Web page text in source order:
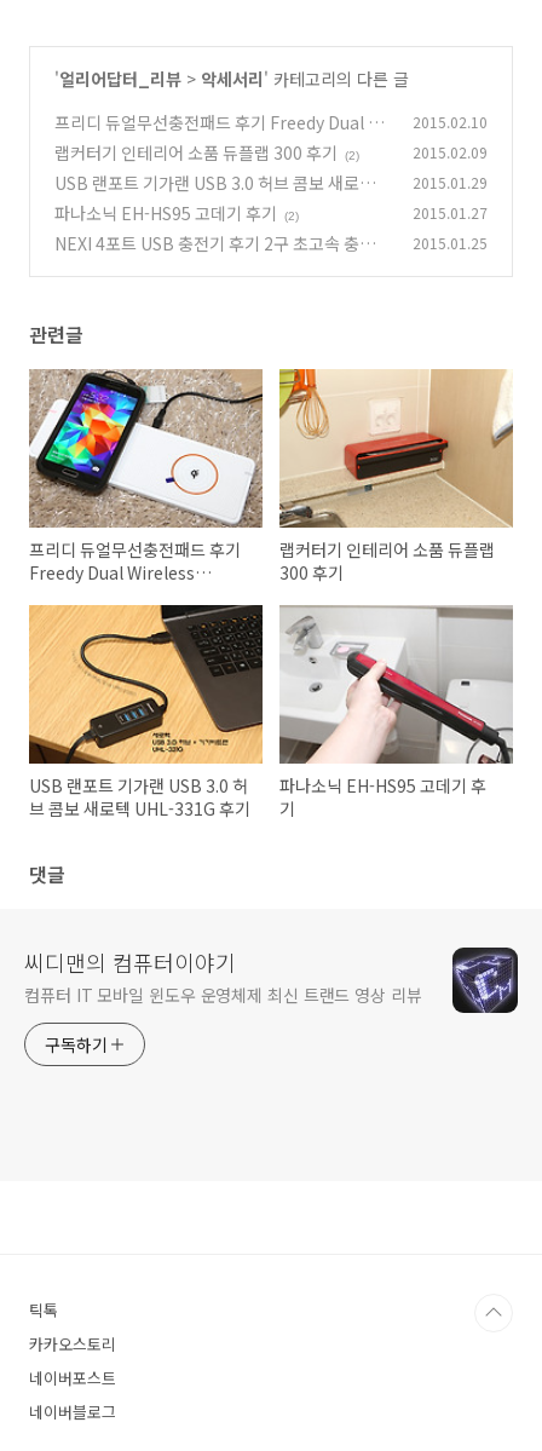
'얼리어답터_리뷰 > 악세서리' 카테고리의 다른 글
프리디 듀얼무선충전패드 후기 Freedy Dual Wi
reless Charger (1)
2015.02.10
랩커터기 인테리어 소품 듀플랩 300 후기 (2) 2015.02.09
USB 랜포트 기가랜 USB 3.0 허브 콤보 새로텍 U
HL-331G 후기 (17)
2015.01.29
파나소닉 EH-HS95 고데기 후기 (2) 2015.01.27
NEXI 4포트 USB 충전기 후기 2구 초고속 충전 2015.01.25
관련글
프리디 듀얼무선충전패드 후기
Freedy Dual Wireless
랩커터기 인테리어 소품 듀플랩
300 후기
USB 랜포트 기가랜 USB 3.0 허
브 콤보 새로텍 UHL-331G 후기
파나소닉 EH-HS95 고데기 후
기
댓글
씨디맨의 컴퓨터이야기
컴퓨터 IT 모바일 윈도우 운영체제 최신 트랜드 영상 리뷰
구독하기
틱톡
카카오스토리
네이버포스트
네이버블로그